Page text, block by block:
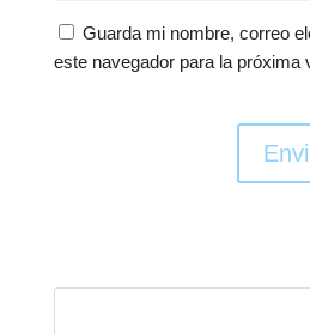
Guarda mi nombre, correo
este navegador para la próxima